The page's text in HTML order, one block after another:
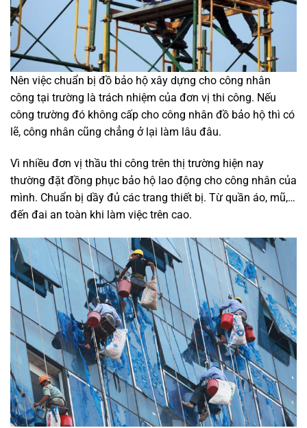
Nên việc chuẩn bị đồ bảo hộ xây dựng cho công nhân
công tại trường là trách nhiệm của đơn vị thi công. Nếu
công trường đó không cấp cho công nhân đồ bảo hộ thì có
lẽ, công nhân cũng chẳng ở lại làm lâu đâu.
Vì nhiều đơn vị thầu thi công trên thị trường hiện nay
thường đặt đồng phục bảo hộ lao động cho công nhân của
mình. Chuẩn bị dầy đủ các trang thiết bị. Từ quần áo, mũ,…
đến đai an toàn khi làm việc trên cao.